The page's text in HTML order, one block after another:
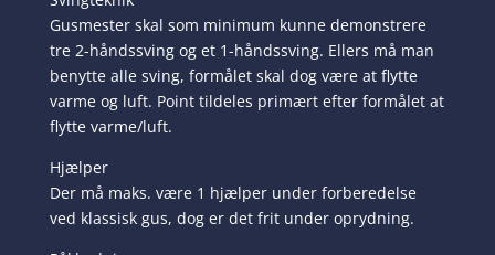
Gusmester skal som minimum kunne demonstrere
tre 2-håndssving og et 1-håndssving. Ellers må man
benytte alle sving, formålet skal dog være at flytte
varme og luft. Point tildeles primært efter formålet at
flytte varme/luft.
Hjælper
Der må maks. være 1 hjælper under forberedelse
ved klassisk gus, dog er det frit under oprydning.